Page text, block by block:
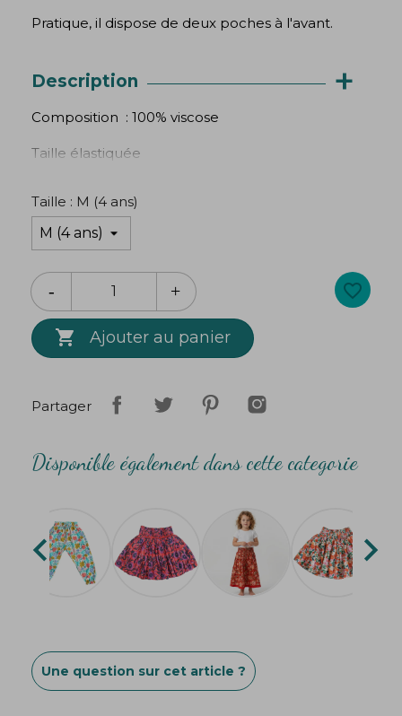
Pratique, il dispose de deux poches à l'avant.
Description +
Composition : 100% viscose
Taille élastiquée
S : 2 ans / Longueur : 50 cm
L : 6 ans / Longueur : 70 cm
Création Bibop &Lula
Taille : M (4 ans)
 Ajouter au panier
favorite_border
Partager
Disponible également dans cette categorie
 
Une question sur cet article ?